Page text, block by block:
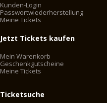
Kunden-Login
Passwortwiederherstellung
Meine Tickets
Jetzt Tickets kaufen
Mein Warenkorb
Geschenkgutscheine
Meine Tickets
Ticketsuche